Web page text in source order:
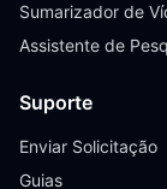
Sumarizador de
Assistente de
Suporte
Enviar Solicitação
Guias